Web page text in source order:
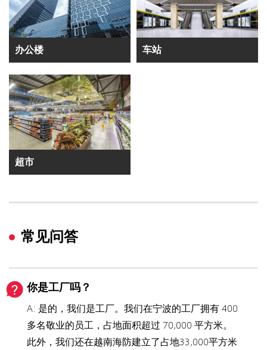
办公楼 车站
超市
常见问答
你是工厂吗？
A: 是的，我们是工厂。我们在宁波的工厂拥有 400
多名敬业的员工，占地面积超过 70,000 平方米。
此外，我们还在越南海防建立了占地33,000平方米